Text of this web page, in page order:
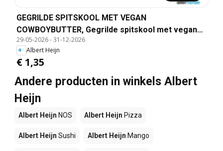
GEGRILDE SPITSKOOL MET VEGAN
COWBOYBUTTER, Gegrilde spitskool met vegan
cowboybutter, bijgerecht voor 6 stuks.
29-05-2026-31-12-2026
Albert Heijn
€ 1,35
Andere producten in winkels Albert
Heijn
Albert Heijn NOS Albert Heijn Pizza
Albert Heijn Sushi Albert Heijn Mango